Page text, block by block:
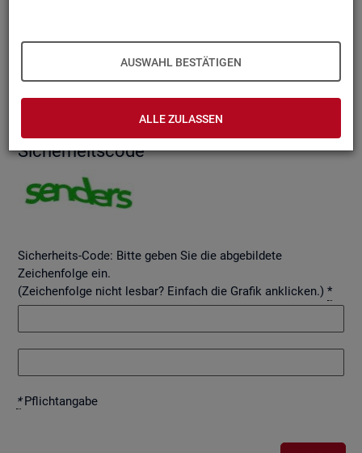
AUSWAHL BESTÄTIGEN
ALLE ZULASSEN
Si­cher­heits­code
Sicherheits-Code: Bitte geben Sie die abgebildete
Zeichenfolge ein.
(Zeichenfolge nicht lesbar? Einfach die Grafik anklicken.) *
*Pflicht­an­ga­be